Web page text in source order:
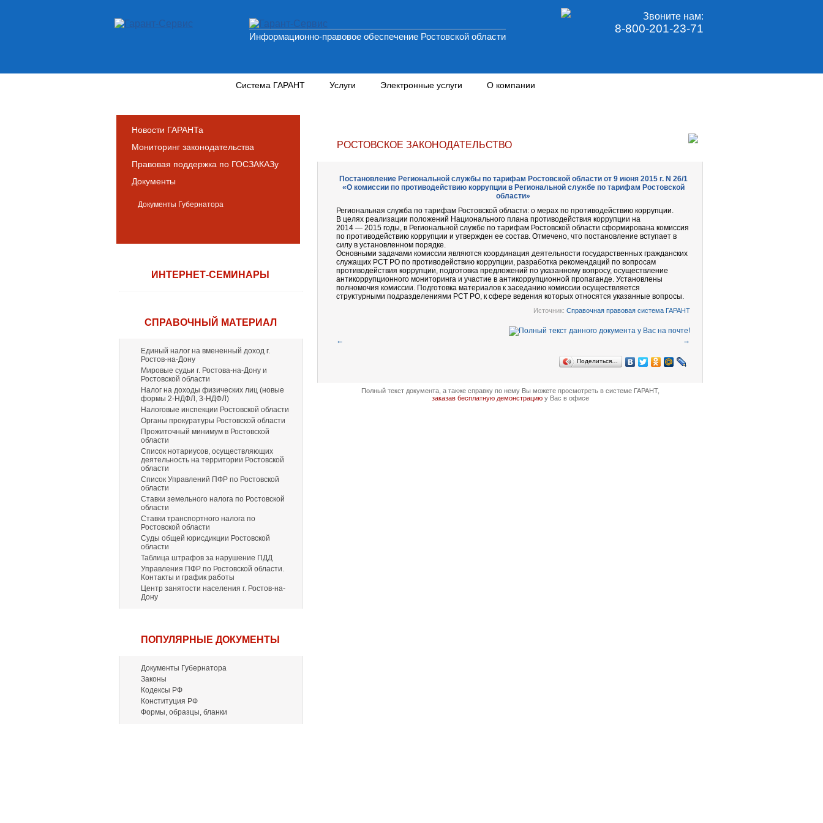
Информационно-правовое обеспечение Ростовской области
Звоните нам:
8-800-201-23-71
Система ГАРАНТ Услуги Электронные услуги О компании
Новости ГАРАНТа
Мониторинг законодательства
Правовая поддержка по ГОСЗАКАЗу
Документы
Документы Губернатора
ИНТЕРНЕТ-СЕМИНАРЫ
СПРАВОЧНЫЙ МАТЕРИАЛ
Единый налог на вмененный доход г.
Ростов-на-Дону
Мировые судьи г. Ростова-на-Дону и
Ростовской области
Налог на доходы физических лиц (новые
формы 2-НДФЛ, 3-НДФЛ)
Налоговые инспекции Ростовской области
Органы прокуратуры Ростовской области
Прожиточный минимум в Ростовской
области
Список нотариусов, осуществляющих
деятельность на территории Ростовской
области
Список Управлений ПФР по Ростовской
области
Ставки земельного налога по Ростовской
области
Ставки транспортного налога по
Ростовской области
Суды общей юрисдикции Ростовской
области
Таблица штрафов за нарушение ПДД
Управления ПФР по Ростовской области.
Контакты и график работы
Центр занятости населения г. Ростов-на-
Дону
ПОПУЛЯРНЫЕ ДОКУМЕНТЫ
Документы Губернатора
Законы
Кодексы РФ
Конституция РФ
Формы, образцы, бланки
РОСТОВСКОЕ ЗАКОНОДАТЕЛЬСТВО
Постановление Региональной службы по тарифам Ростовской области от 9 июня 2015 г. N 26/1
«О комиссии по противодействию коррупции в Региональной службе по тарифам Ростовской
области»
Региональная служба по тарифам Ростовской области: о мерах по противодействию коррупции.
В целях реализации положений Национального плана противодействия коррупции на
2014 — 2015 годы, в Региональной службе по тарифам Ростовской области сформирована комиссия
по противодействию коррупции и утвержден ее состав. Отмечено, что постановление вступает в
силу в установленном порядке.
Основными задачами комиссии являются координация деятельности государственных гражданских
служащих РСТ РО по противодействию коррупции, разработка рекомендаций по вопросам
противодействия коррупции, подготовка предложений по указанному вопросу, осуществление
антикоррупционного мониторинга и участие в антикоррупционной пропаганде. Установлены
полномочия комиссии. Подготовка материалов к заседанию комиссии осуществляется
структурными подразделениями РСТ РО, к сфере ведения которых относятся указанные вопросы.
Источник: Справочная правовая система ГАРАНТ
← →
Поделиться…
Полный текст документа, а также справку по нему Вы можете просмотреть в системе ГАРАНТ,
заказав бесплатную демонстрациюу Вас в офисе